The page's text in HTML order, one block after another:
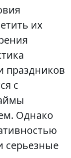
их
праздников
с
Однако
серьезные